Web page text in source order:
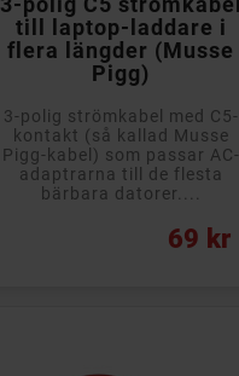
till laptop-laddare i
flera längder (Musse
Pigg)
3-polig strömkabel med C5-
kontakt (så kallad Musse
Pigg-kabel) som passar AC-
adaptrarna till de flesta
bärbara datorer....
69 kr